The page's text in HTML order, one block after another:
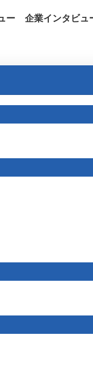
ー 企業インタビュ